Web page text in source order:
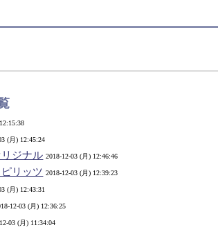
(月) 12:45:24
ジナル 2018-12-03 (月) 12:46:46
リッツ 2018-12-03 (月) 12:39:23
(月) 12:43:31
12-03 (月) 12:36:25
03 (月) 11:34:04